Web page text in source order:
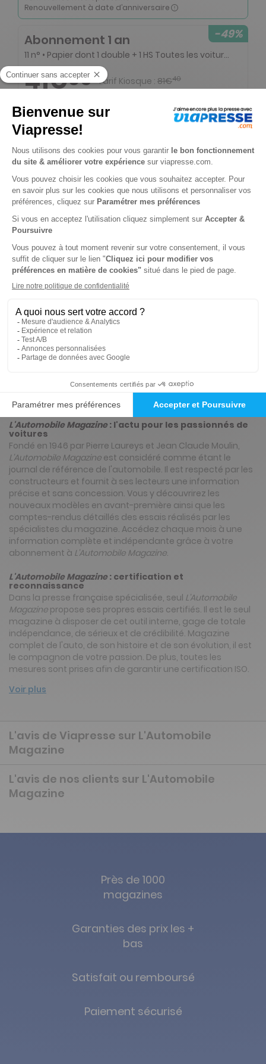
Renouvellement à date d’anniversaire
-49%
Abonnement 1 an
11 n° • Papier dont 1 double + 1 HS Toutes les voitures du Monde
41€65 Tarif Kiosque : 81€40
Renouvellement à date d’anniversaire
Abonnement 1 an
11 n° • Papier dont 1 double
33€15 Tarif Kiosque :71€50
Tarif France métropolitaine
Renouvellement à date d’anniversaire
-50%
Abonnement Durée libre
Papier
3€45 Tarif Kiosque :
Prix par n° pendant 6 mois, puis 4,50 € par n°
Tarif France métropolitaine
Présentation du magazine L'Automobile
L'Automobile Magazine : l'actu pour les passionnés de
voitures
Fondé en 1946 par Pierre Laureys et Jean Claude Moulin,
L'Automobile Magazine est considéré comme étant le
journal de référence de l'automobile. Il est respecté par les
constructeurs et fournit à ses lecteurs une information
précise et sans concession. Vous y découvrirez les
nouveaux modèles en avant-première ainsi que les
comptes-rendus détaillés des essais réalisés par les
spécialistes du magazine. Accédez chaque mois à une
information complète et indépendante grâce à votre
abonnement à L'Automobile Magazine.
L'Automobile Magazine : certification et
reconnaissance
Dans la presse française spécialisée, seul L'Automobile
Magazine propose ses propres essais certifiés. Il est le seul
magazine à disposer de cet outil interne, gage de totale
indépendance, de sérieux et de crédibilité. Magazine
complet de l'auto, de son histoire et de son évolution, il est
le compagnon de votre passion. De plus, toutes les
mesures sont prises afin de garantir une certification ISO.
Voir plus
L'avis de Viapresse sur L'Automobile
Magazine
L'avis de nos clients sur L'Automobile
Magazine
Près de 1000
magazines
Garanties des prix les +
bas
Satisfait ou remboursé
Paiement sécurisé